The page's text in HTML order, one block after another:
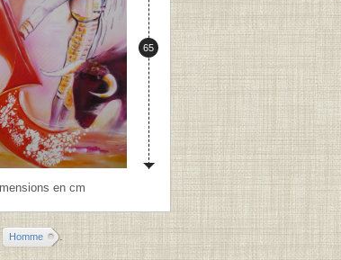
en cm
Hauteur :
65
Homme
.